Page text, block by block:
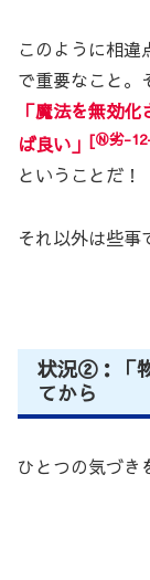
このように相違
で重要なこと。
「魔法を無効
ば良い」 [Ⓝ劣-
ということだ！
それ以外は些事
状況②：「
てから
ひとつの気づき